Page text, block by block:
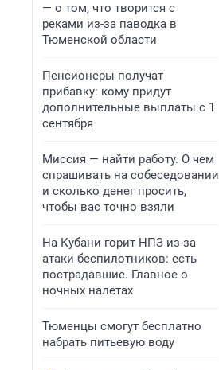
— о том, что творится с
реками из-за паводка в
Тюменской области
Пенсионеры получат
прибавку: кому придут
дополнительные выплаты с 1
сентября
Миссия — найти работу. О чем
спрашивать на собеседовании
и сколько денег просить,
чтобы вас точно взяли
На Кубани горит НПЗ из-за
атаки беспилотников: есть
пострадавшие. Главное о
ночных налетах
Тюменцы смогут бесплатно
набрать питьевую воду